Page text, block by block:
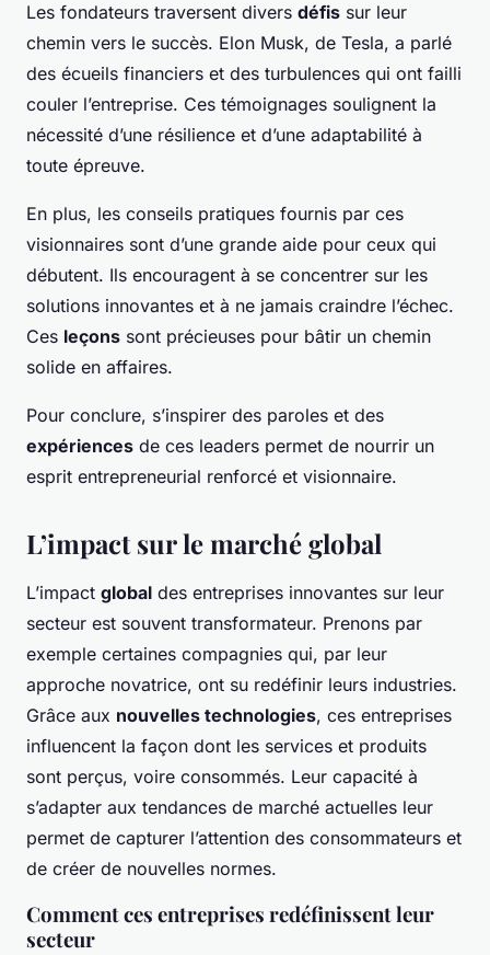
Les fondateurs traversent divers défis sur leur
chemin vers le succès. Elon Musk, de Tesla, a parlé
des écueils financiers et des turbulences qui ont failli
couler l’entreprise. Ces témoignages soulignent la
nécessité d’une résilience et d’une adaptabilité à
toute épreuve.
En plus, les conseils pratiques fournis par ces
visionnaires sont d’une grande aide pour ceux qui
débutent. Ils encouragent à se concentrer sur les
solutions innovantes et à ne jamais craindre l’échec.
Ces leçons sont précieuses pour bâtir un chemin
solide en affaires.
Pour conclure, s’inspirer des paroles et des
expériences de ces leaders permet de nourrir un
esprit entrepreneurial renforcé et visionnaire.
L’impact sur le marché global
L’impact global des entreprises innovantes sur leur
secteur est souvent transformateur. Prenons par
exemple certaines compagnies qui, par leur
approche novatrice, ont su redéfinir leurs industries.
Grâce aux nouvelles technologies, ces entreprises
influencent la façon dont les services et produits
sont perçus, voire consommés. Leur capacité à
s’adapter aux tendances de marché actuelles leur
permet de capturer l’attention des consommateurs et
de créer de nouvelles normes.
Comment ces entreprises redéfinissent leur
secteur